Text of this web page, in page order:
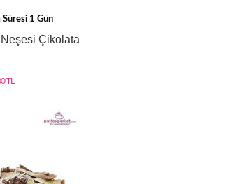
Süresi 1 Gün
Çikolata
TL